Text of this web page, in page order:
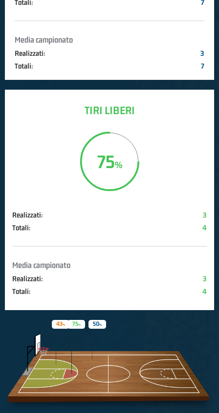
Totali: 7
Media campionato
Realizzati:
3
Totali:
7
TIRI LIBERI
75
Realizzati:
3
Totali:
4
Media campionato
Realizzati:
3
Totali:
4
75
43 50